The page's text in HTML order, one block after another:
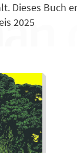
Dieses Buch
2025